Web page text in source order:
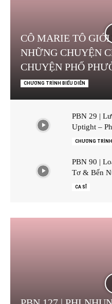
CÔ MARIE TÔ
NHỮNG CHUYỆN
CHUYỆN PHỐ
CHƯƠNG TRÌNH BIỂU DIỄN
PBN 29 |
Uptight –
CHƯƠNG
PBN 90 |
Tơ & Bến
CA SĨ